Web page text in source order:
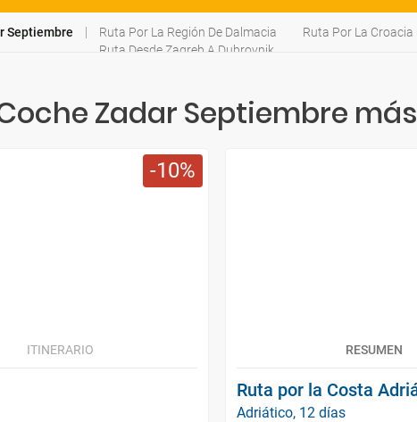
Septiembre Ruta Por La Región De Dalmacia Ruta Por La
Ruta Desde Zagreb A Dubrovnik
Zadar Septiembre
10
ITINERARIO RESUMEN
Ruta por la Costa
Adriático, 12 días